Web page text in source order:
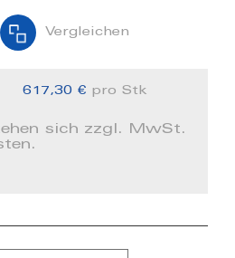
Vergleichen
617,30 € pro Stk
sich zzgl. MwSt.